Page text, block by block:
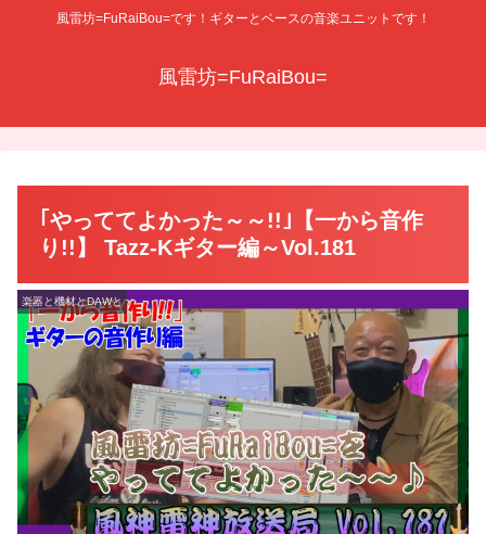
風雷坊=FuRaiBou=です！ギターとベースの音楽ユニットです！
風雷坊=FuRaiBou=
｢やっててよかった～～!!｣【一から音作
り!!】 Tazz-Kギター編～Vol.181
楽器と機材とDAWと